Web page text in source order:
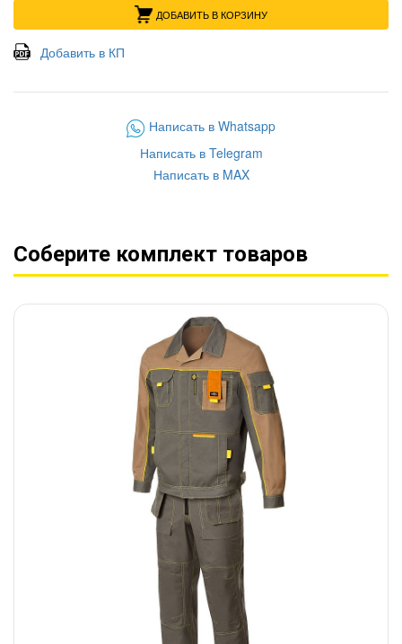
ДОБАВИТЬ В КОРЗИНУ
Добавить в КП
Написать в Whatsapp
Написать в Telegram
Написать в MAX
Соберите комплект товаров